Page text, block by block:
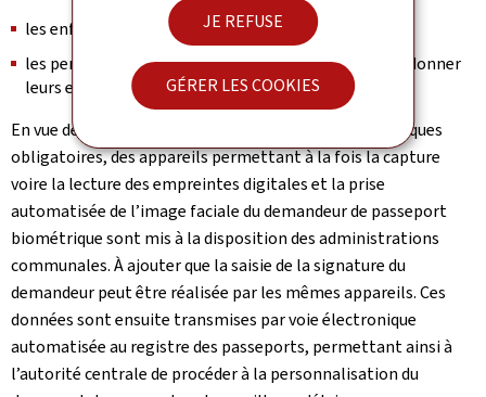
JE REFUSE
GÉRER LES COOKIES
les enfants de moins de 12 ans
les personnes qui sont physiquement incapables de donner
leurs empreintes digitales
En vue de réaliser la collecte des identifiants biométriques
obligatoires, des appareils permettant à la fois la capture
voire la lecture des empreintes digitales et la prise
automatisée de l’image faciale du demandeur de passeport
biométrique sont mis à la disposition des administrations
communales. À ajouter que la saisie de la signature du
demandeur peut être réalisée par les mêmes appareils. Ces
données sont ensuite transmises par voie électronique
automatisée au registre des passeports, permettant ainsi à
l’autorité centrale de procéder à la personnalisation du